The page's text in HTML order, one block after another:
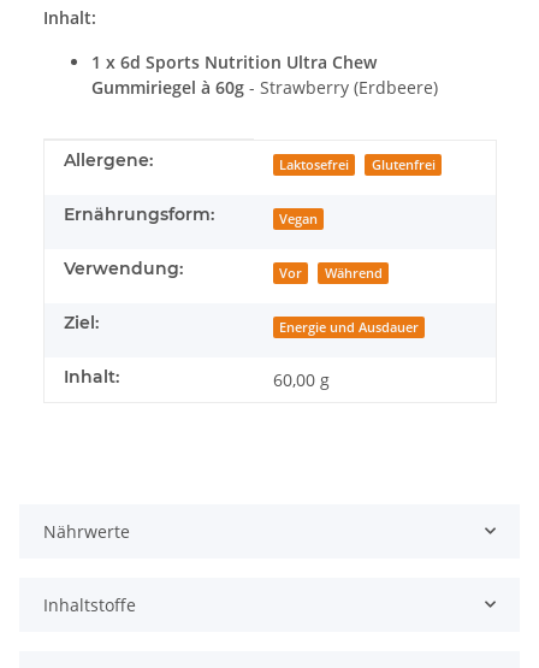
Inhalt:
1 x 6d Sports Nutrition Ultra Chew
Gummiriegel à 60g - Strawberry (Erdbeere)
Produkteigenschaft
Wert
Allergene: Laktosefrei Glutenfrei
Ernährungsform: Vegan
Verwendung: Vor Während
Ziel: Energie und Ausdauer
Inhalt: 60,00 g
Nährwerte
Inhaltstoffe